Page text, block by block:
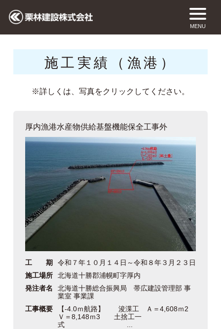
MENU
施工実績（漁港）
※詳しくは、写真をクリックしてください。
厚内漁港水産物供給基盤機能保全工事外
工 期
令和７年１０月１４日～令和８年３月２３日
施工場所
北海道十勝郡浦幌町字厚内
発注者名
北海道十勝総合振興局 帯広建設管理部 事
業室 事業課
工事概要
【-4.0ｍ航路】 浚渫工 Ａ＝4,608ｍ2
Ｖ＝8,148ｍ3 土捨工一
式 ...